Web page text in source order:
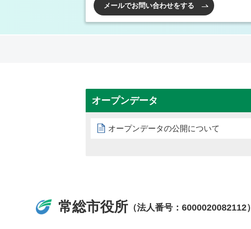
メールでお問い合わせをする
オープンデータ
オープンデータの公開について
常総市役所 （法人番号：6000020082112）